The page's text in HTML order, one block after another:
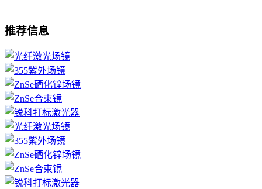
推荐信息